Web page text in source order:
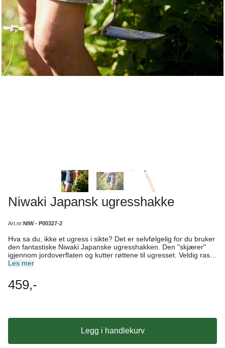
Niwaki Japansk ugresshakke
Art.nr:NIW - P00327-2
Hva sa du, ikke et ugress i sikte? Det er selvfølgelig for du bruker
den fantastiske Niwaki Japanske ugresshakken. Den "skjærer"
igjennom jordoverflaten og kutter røttene til ugresset. Veldig raskt
og effektivt! Staudebedene og grønnsakshagen kommer til å se
fantastiske ugresshakken i hagen! Faktisk er den fin til å lage
sårenne med også... Bruker du den på en varm og solfylt dag,
Lakkert furuhåndtak Laget i Japan
Les mer
459,-
Legg i handlekurv